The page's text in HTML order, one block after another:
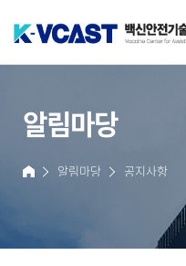
백신안전기술
알림마당
홈 알림마당 공지사항